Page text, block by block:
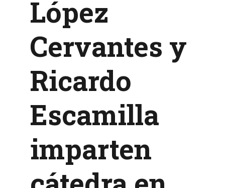
López
Cervantes y
Ricardo
Escamilla
imparten